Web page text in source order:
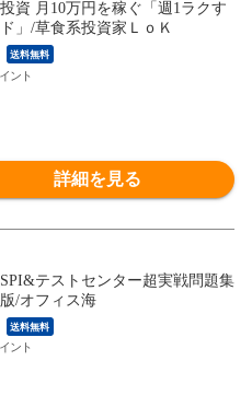
資 月10万円を稼ぐ「週1ラクす
」/草食系投資家ＬｏＫ
送料無料
詳細を見る
テストセンター超実戦問題集
/オフィス海
送料無料